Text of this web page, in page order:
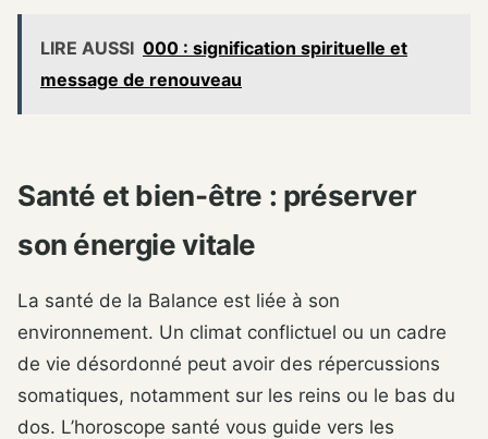
LIRE AUSSI 000 : signification spirituelle et
message de renouveau
Santé et bien-être : préserver
son énergie vitale
La santé de la Balance est liée à son
environnement. Un climat conflictuel ou un cadre
de vie désordonné peut avoir des répercussions
somatiques, notamment sur les reins ou le bas du
dos. L’horoscope santé vous guide vers les